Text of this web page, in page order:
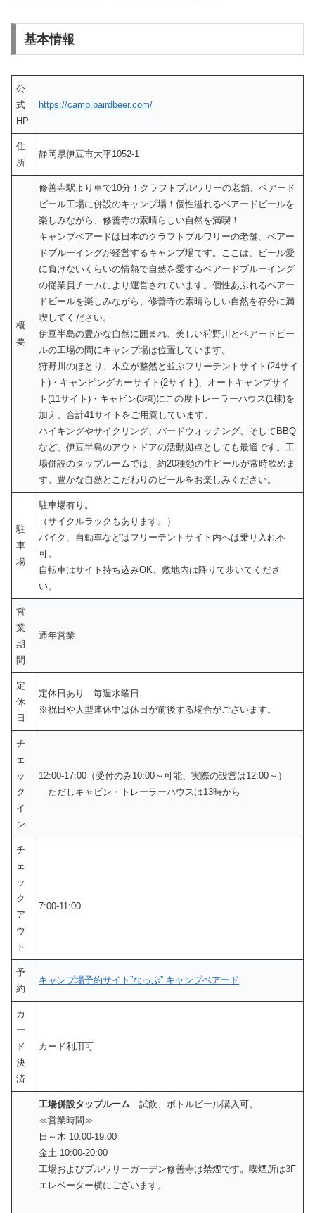
基本情報
公
式
HP
https://camp.bairdbeer.com/
住
所
静岡県伊豆市大平1052-1
概
要
修善寺駅より車で10分！クラフトブルワリーの老舗、ベアード
ビール工場に併設のキャンプ場！個性溢れるベアードビールを
楽しみながら、修善寺の素晴らしい自然を満喫！
キャンプベアードは日本のクラフトブルワリーの老舗、ベアー
ドブルーイングが経営するキャンプ場です。ここは、ビール愛
に負けないくらいの情熱で自然を愛するベアードブルーイング
の従業員チームにより運営されています。個性あふれるベアー
ドビールを楽しみながら、修善寺の素晴らしい自然を存分に満
喫してください。
伊豆半島の豊かな自然に囲まれ、美しい狩野川とベアードビー
ルの工場の間にキャンプ場は位置しています。
狩野川のほとり、木立が整然と並ぶフリーテントサイト(24サイ
ト)・キャンピングカーサイト(2サイト)、オートキャンプサイ
ト(11サイト)・キャビン(3棟)にこの度トレーラーハウス(1棟)を
加え、合計41サイトをご用意しています。
ハイキングやサイクリング、バードウォッチング、そしてBBQ
など、伊豆半島のアウトドアの活動拠点としても最適です。工
場併設のタップルームでは、約20種類の生ビールが常時飲めま
す。豊かな自然とこだわりのビールをお楽しみください。
駐
車
場
駐車場有り。
（サイクルラックもあります。）
バイク、自動車などはフリーテントサイト内へは乗り入れ不
可。
自転車はサイト持ち込みOK、敷地内は降りて歩いてくださ
い。
営
業
期
間
通年営業
定
休
日
定休日あり 毎週水曜日
※祝日や大型連休中は休日が前後する場合がございます。
チ
ェ
ッ
ク
イ
ン
12:00-17:00（受付のみ10:00～可能、実際の設営は12:00～）
ただしキャビン・トレーラーハウスは13時から
チ
ェ
ッ
ク
ア
ウ
ト
7:00-11:00
予
約
キャンプ場予約サイト”なっぷ” キャンプベアード
カ
ー
ド
決
済
カード利用可
工場併設タップルーム 試飲、ボトルビール購入可。
≪営業時間≫
日～木 10:00-19:00
金土 10:00-20:00
工場およびブルワリーガーデン修善寺は禁煙です。喫煙所は3F
エレベーター横にございます。